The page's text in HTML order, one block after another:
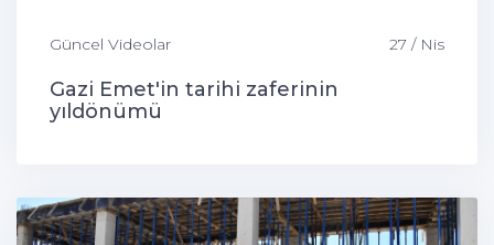
Güncel Videolar 27 / Nis
Gazi Emet'in tarihi zaferinin
yıldönümü